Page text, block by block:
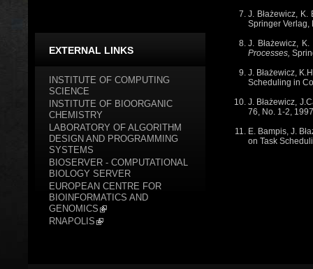
EXTERNAL LINKS
INSTITUTE OF COMPUTING
SCIENCE
INSTITUTE OF BIOORGANIC
CHEMISTRY
LABORATORY OF ALGORITHM
DESIGN AND PROGRAMMING
SYSTEMS
BIOSERVER - COMPUTATIONAL
BIOLOGY SERVER
EUROPEAN CENTRE FOR
BIOINFORMATICS AND
GENOMICS
RNAPOLIS
J. Błażewicz, K.
Springer Verlag,
J. Błażewicz,
Processes,
J. Błażewicz,
Scheduling in
J. Błażewicz,
76, No. 1-2,
E. Bampis, J.
on Task